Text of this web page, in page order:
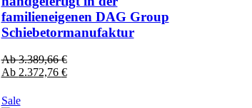
familieneigenen DAG Group
Schiebetormanufaktur
Ab3.389,66€
Ab 2.372,76 €
Sale